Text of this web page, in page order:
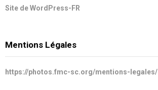
Site de WordPress-FR
Mentions Légales
https://photos.fmc-sc.org/mentions-legales/